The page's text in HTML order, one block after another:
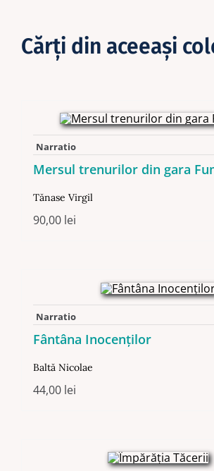
Cărţi din aceeaşi
Narratio
Mersul trenurilor din gara
Tănase Virgil
90,00 lei
Narratio
Fântâna Inocenților
Baltă Nicolae
44,00 lei